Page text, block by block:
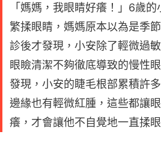
「媽媽，我眼睛好癢！」6歲
繁揉眼睛，媽媽原本以為是季
診後才發現，小安除了輕微過
眼瞼清潔不夠徹底導致的慢性
發現，小安的睫毛根部累積許
邊緣也有輕微紅腫，這些都讓
癢，才會讓他不自覺地一直揉眼